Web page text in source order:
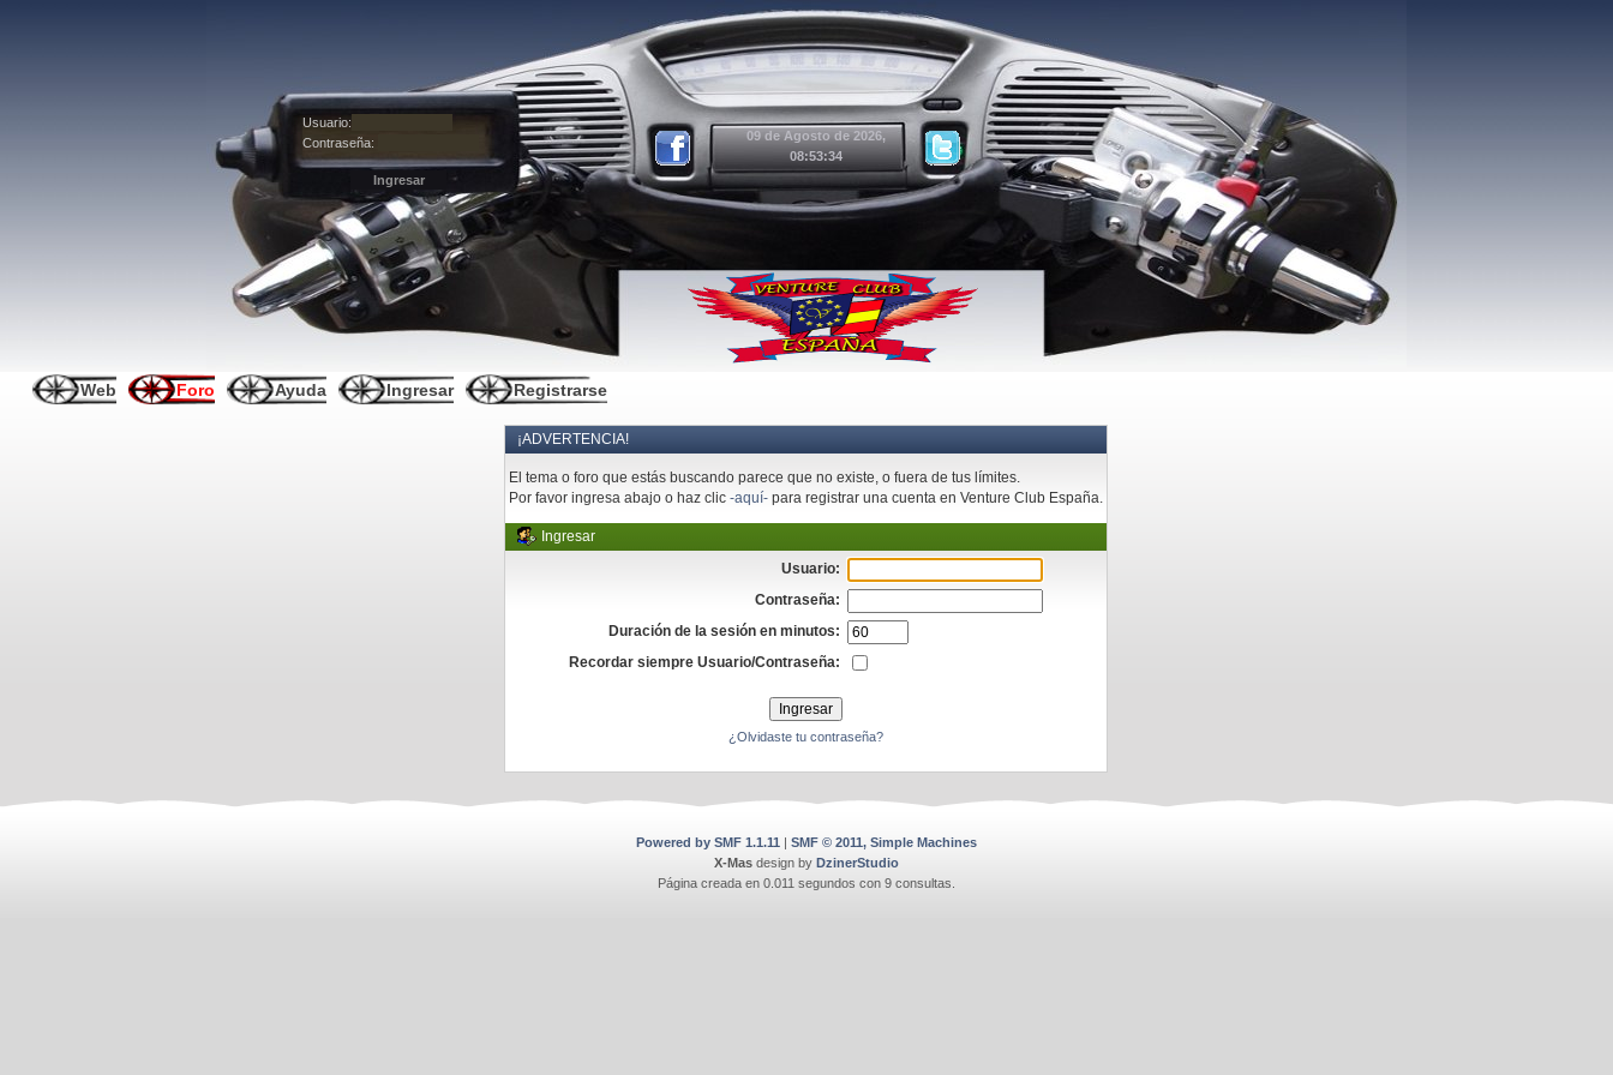
09 de Agosto de 2026,
08:53:34
Usuario:
Contraseña:
Web Foro Ayuda Ingresar Registrarse
¡ADVERTENCIA!
El tema o foro que estás buscando parece que no existe, o fuera de tus límites.
Por favor ingresa abajo o haz clic-aquí- para registrar una cuenta en Venture Club España.
Ingresar
Usuario:
Contraseña:
Duración de la sesión en minutos:
Recordar siempre Usuario/Contraseña:
¿Olvidaste tu contraseña?
Powered by SMF 1.1.11 | SMF © 2011, Simple Machines
X-Mas design by DzinerStudio
Página creada en 0.011 segundos con 9 consultas.